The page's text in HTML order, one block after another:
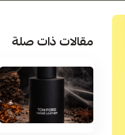
مقالات ذات صلة